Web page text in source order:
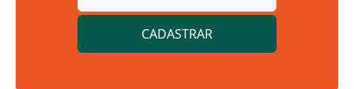
CADASTRAR